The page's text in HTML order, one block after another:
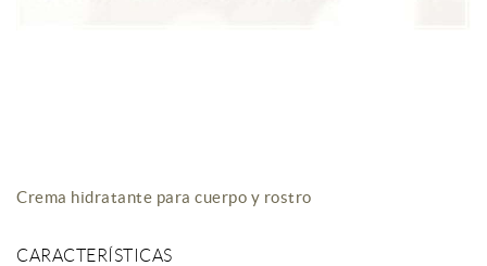
Crema hidratante para cuerpo y rostro
CARACTERÍSTICAS